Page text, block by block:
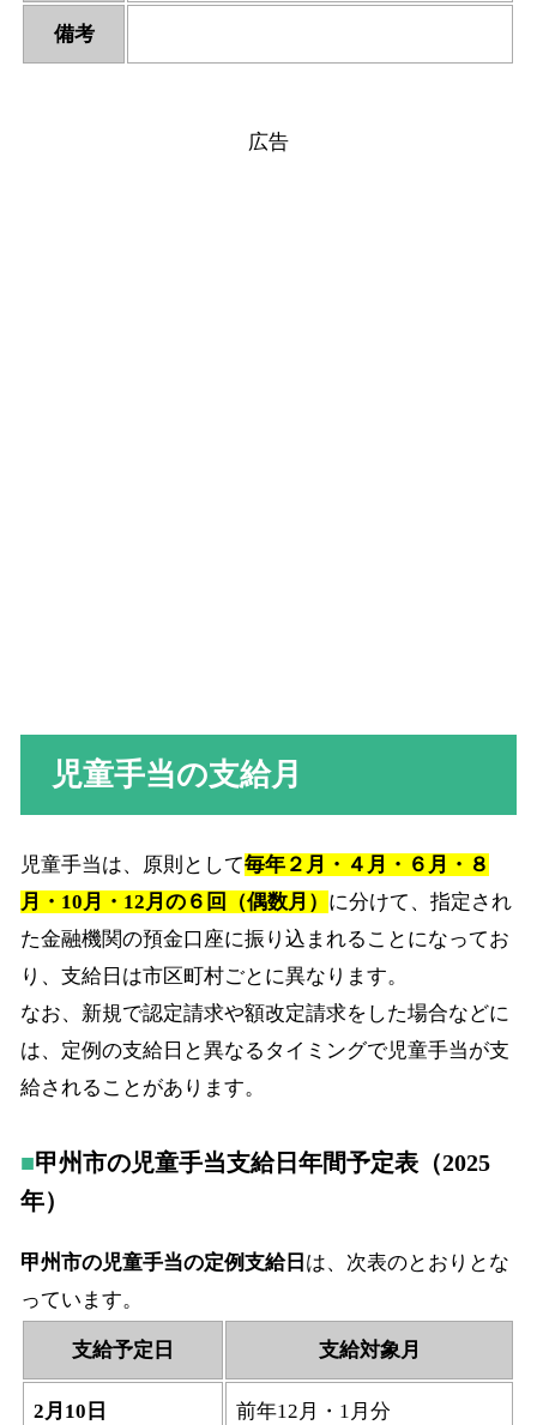
備考
児童手当の支給月
児童手当は、原則として毎年２月・４月・６月・８
月・10月・12月の６回（偶数月） に分けて、指定され
た金融機関の預金口座に振り込まれることになってお
り、支給日は市区町村ごとに異なります。
なお、新規で認定請求や額改定請求をした場合などに
は、定例の支給日と異なるタイミングで児童手当が支
給されることがあります。
甲州市の児童手当支給日年間予定表（2025
年）
甲州市の児童手当の定例支給日 は、次表のとおりとな
っています。
支給予定日 支給対象月
2月10日 前年12月・1月分